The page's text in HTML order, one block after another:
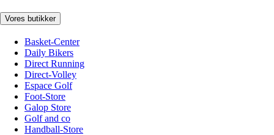
Vores butikker
Basket-Center
Daily Bikers
Direct Running
Direct-Volley
Espace Golf
Foot-Store
Galop Store
Golf and co
Handball-Store